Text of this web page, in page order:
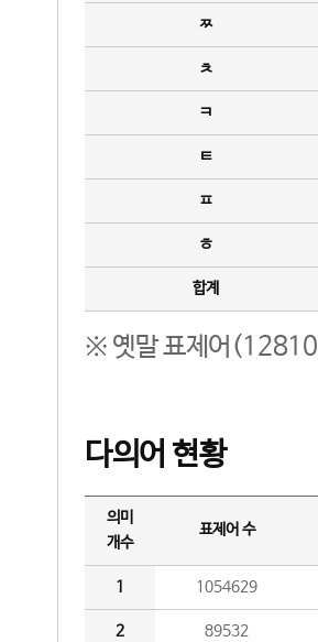
ㅉ
ㅊ
ㅋ
ㅌ
ㅍ
ㅎ
합계
※ 옛말 표제어(12810
다의어 현황
의미
개수
표제어 수
1 1054629
2 89532